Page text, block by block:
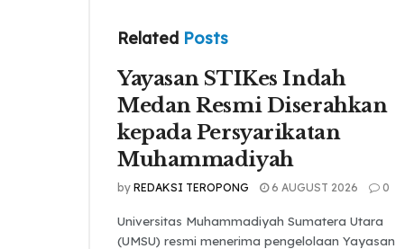
Related Posts
Yayasan STIKes Indah
Medan Resmi Diserahkan
kepada Persyarikatan
Muhammadiyah
by REDAKSI TEROPONG 6 AUGUST 2026 0
Universitas Muhammadiyah Sumatera Utara
(UMSU) resmi menerima pengelolaan Yayasan